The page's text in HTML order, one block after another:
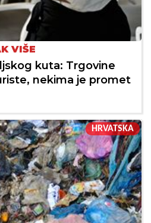
VIŠE
kuta: Trgovine
nekima je promet
HRVATSKA